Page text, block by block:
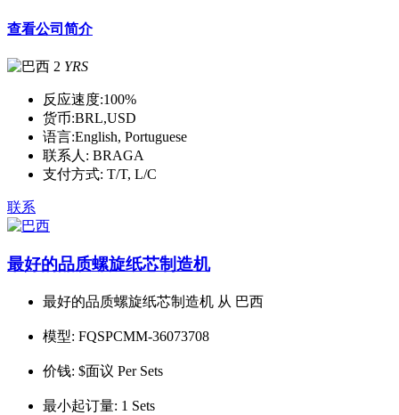
查看公司简介
2 YRS
反应速度:100%
货币:BRL,USD
语言:English, Portuguese
联系人: BRAGA
支付方式: T/T, L/C
联系
最好的品质螺旋纸芯制造机
最好的品质螺旋纸芯制造机 从 巴西
模型: FQSPCMM-36073708
价钱: $面议 Per Sets
最小起订量: 1 Sets